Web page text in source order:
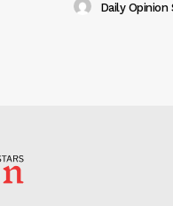
Daily Opinion